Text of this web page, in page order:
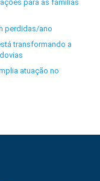
para as famílias
perdidas/ano
transformando a
atuação no